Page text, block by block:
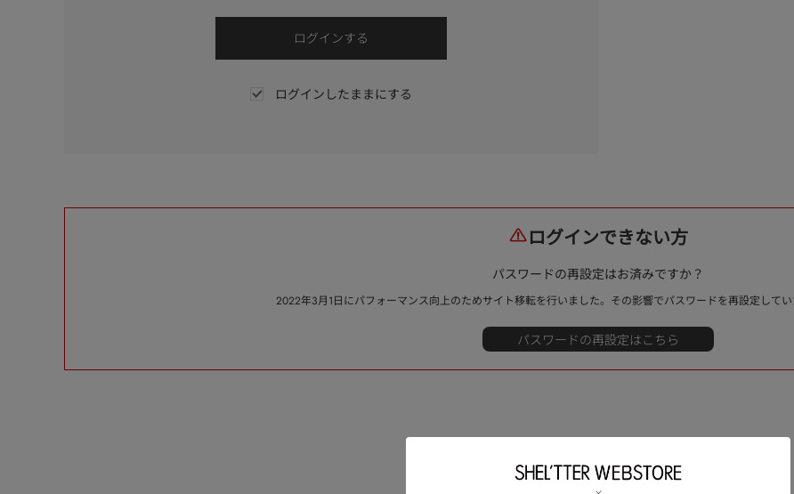
ログインしたままにする
ログインできない方
パスワードの再設定はお済みですか？
2022年3月1日にパフォーマンス向上のためサイト移転を行いました。その影響でパスワードを再設定してい